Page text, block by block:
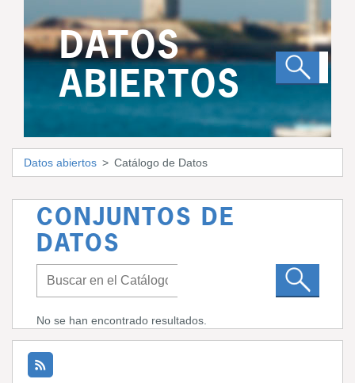
DATOS
ABIERTOS
Datos abiertos Catálogo de Datos
CONJUNTOS DE
DATOS
No se han encontrado resultados.